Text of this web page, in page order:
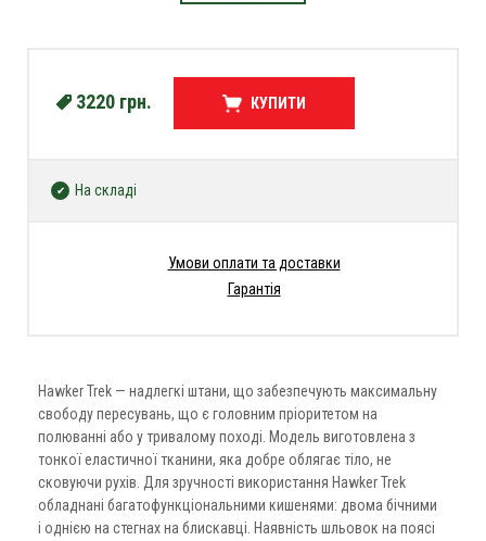
Hawker Trek — надлегкі штани, що забезпечують максимальну
свободу пересувань, що є головним пріоритетом на
полюванні або у тривалому поході. Модель виготовлена з
тонкої еластичної тканини, яка добре облягає тіло, не
сковуючи рухів. Для зручності використання Hawker Trek
обладнані багатофункціональними кишенями: двома бічними
і однією на стегнах на блискавці. Наявність шльовок на поясі
3220 грн. КУПИТИ
На складі
Умови оплати та доставки
Гарантія